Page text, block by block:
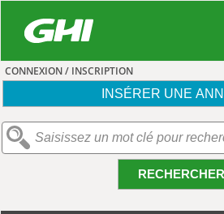
CONNEXION / INSCRIPTION
INSÉRER UNE
RECHERCHER